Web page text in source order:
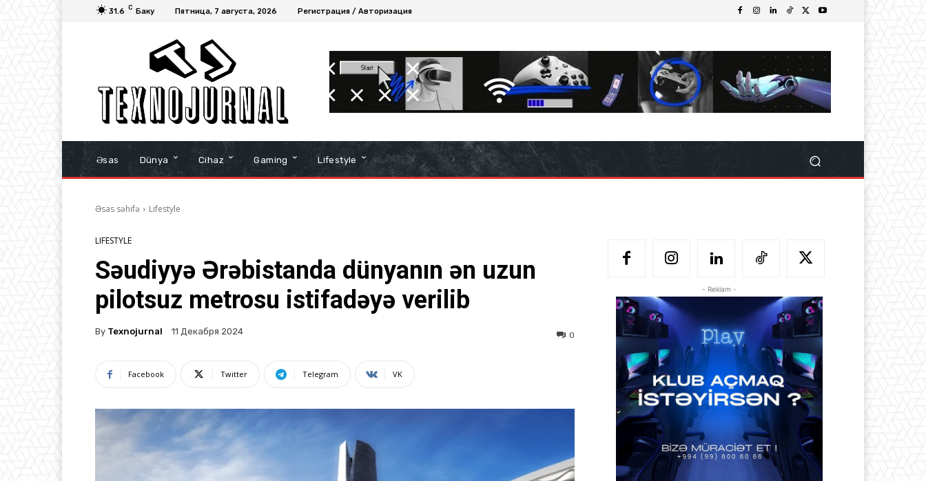
31.6 C Баку Пятница, 7 августа, 2026 Регистрация / Авторизация
Əsas Dünya Cihaz Gaming Lifestyle
Əsas səhifə Lifestyle
LIFESTYLE
Səudiyyə Ərəbistanda dünyanın ən uzun
pilotsuz metrosu istifadəyə verilib
By Texnojurnal 11 Декабря 2024 0
Facebook Twitter Telegram VK
- Reklam -